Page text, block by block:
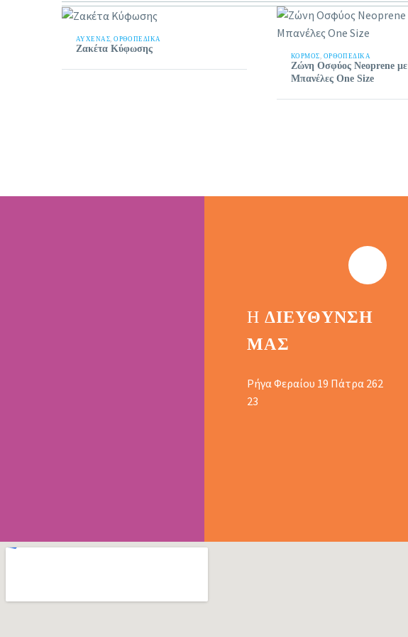
ΑΥΧΈΝΑΣ,ΟΡΘΟΠΕΔΙΚΑ
Ζακέτα Κύφωσης
ΚΟΡΜΌΣ ΟΡΘΟΠΕΔΙΚΑ
Ζώνη Οσφύος Neoprene με
Μπανέλες One Size
Η ΔΙΕΎΘΥΝΣΗ
ΜΑΣ
Ρήγα Φεραίου 19 Πάτρα 262
23